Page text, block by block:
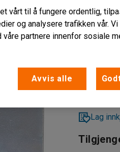
For
Lett å
eks. MVA
Lag
vårt til å fungere ordentlig,
og analysere trafikken vår.
partnere innenfor sosiale
Avvis alle